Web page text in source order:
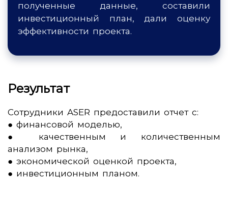
полученные данные, составили
инвестиционный план, дали оценку
эффективности проекта.
Результат
Сотрудники ASER предоставили отчет с:
● финансовой моделью,
● качественным и количественным
анализом рынка,
● экономической оценкой проекта,
● инвестиционным планом.